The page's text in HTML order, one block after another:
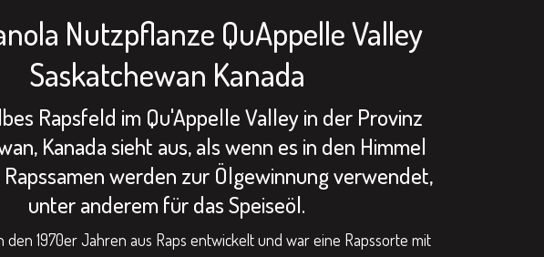
Nutzpflanze QuAppelle Valley
Saskatchewan Kanada
Rapsfeld im Qu'Appelle Valley in der Provinz
Kanada sieht aus, als wenn es in den Himmel
werden zur Ölgewinnung verwendet,
unter anderem für das Speiseöl.
den 1970er Jahren aus Raps entwickelt und war eine Rapssorte mit